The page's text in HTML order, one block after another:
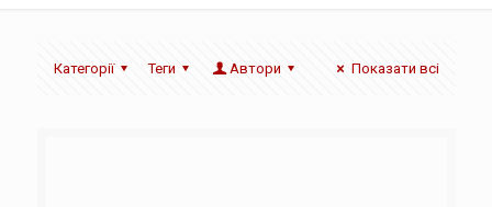
Категорії Теги Автори Показати всі